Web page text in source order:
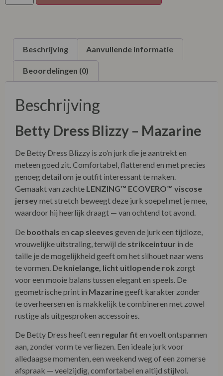
Beschrijving Aanvullende informatie
Beoordelingen (0)
Beschrijving
Betty Dress Blizzy – Mazarine
De Betty Dress Blizzy is zo’n jurk die je aantrekt en
meteen goed zit. Comfortabel, flatterend en met precies
genoeg detail om je outfit interessant te maken.
Gemaakt van zachte LENZING™ ECOVERO™ viscose
jerseymet stretch beweegt deze jurk soepel met je mee,
waardoor hij heerlijk draagt — van ochtend tot avond.
De boothals en cap sleeves geven de jurk een tijdloze,
vrouwelijke uitstraling, terwijl de strikceintuur in de
taille je de mogelijkheid geeft om het silhouet naar wens
te vormen. De knielange, licht uitlopende rok zorgt
voor een mooie balans tussen elegant en speels. De
geometrische print in Mazarinegeeft karakter zonder
te overheersen en is makkelijk te combineren met zowel
rustige als uitgesproken accessoires.
De Betty Dress heeft een regular fit en voelt ontspannen
aan, zonder vorm te verliezen. Een ideale jurk voor
alledaagse momenten, een weekend weg of een zomerse
afspraak — veelzijdig, comfortabel en altijd stijlvol.